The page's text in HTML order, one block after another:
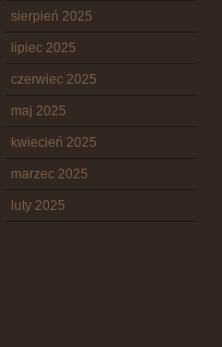
sierpień 2025
lipiec 2025
czerwiec 2025
maj 2025
kwiecień 2025
marzec 2025
luty 2025